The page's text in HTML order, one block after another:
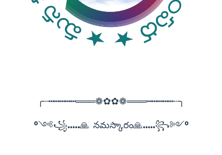
╭┄┅┅┅┅┅═══❁✿✿❁═══┅┅┅┅┅┄╮
°༺꧁.....🙏 నమస్కారం🙏.....꧂༻°